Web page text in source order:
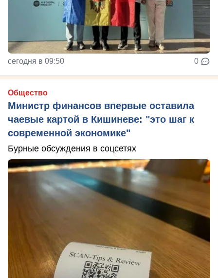
сегодня в 09:50 0
Общество
Министр финансов впервые оставила
чаевые картой в Кишиневе: "это шаг к
современной экономике"
Бурные обсуждения в соцсетях